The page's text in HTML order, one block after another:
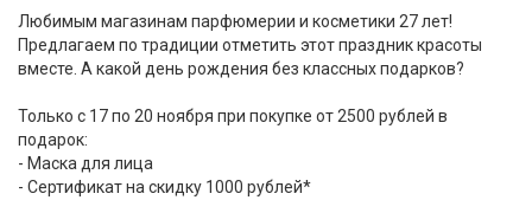
Любимым магазинам парфюмерии и косметики 27 лет!
Предлагаем по традиции отметить этот праздник красоты
вместе. А какой день рождения без классных подарков?
Только с 17 по 20 ноября при покупке от 2500 рублей в
подарок:
- Маска для лица
- Сертификат на скидку 1000 рублей*